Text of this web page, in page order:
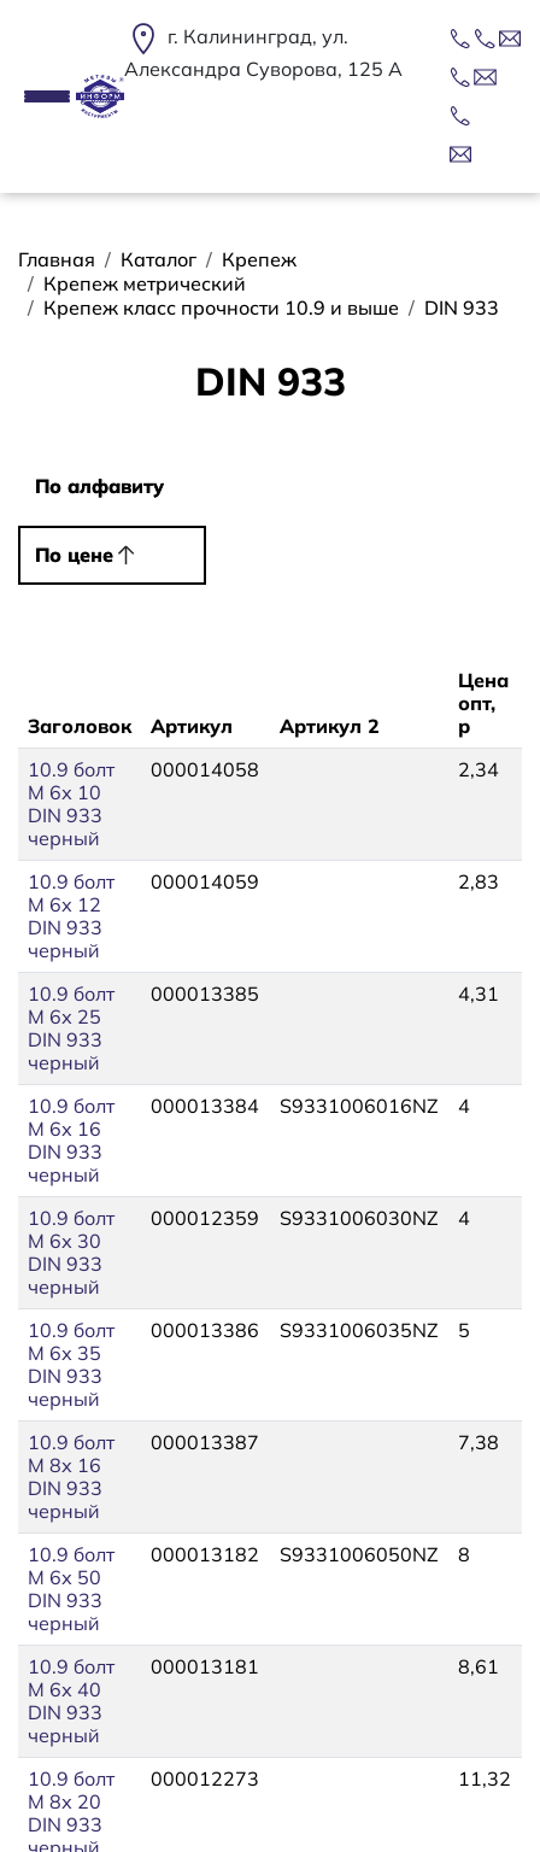
г. Калининград, ул.
Александра Суворова, 125 А
Строка навигации
Главная Каталог
Крепеж
Крепеж метрический
Крепеж класс прочности 10.9 и выше
DIN 933
DIN 933
По алфавиту
По алфавиту
По цене
По цене
Заголовок Артикул Артикул 2
Цена
опт,
р
10.9 болт
М 6х 10
DIN 933
черный
000014058 2,34
10.9 болт
М 6х 12
DIN 933
черный
000014059 2,83
10.9 болт
М 6х 25
DIN 933
черный
000013385 4,31
10.9 болт
М 6х 16
DIN 933
черный
000013384 S9331006016NZ 4
10.9 болт
М 6х 30
DIN 933
черный
000012359 S9331006030NZ 4
10.9 болт
М 6х 35
DIN 933
черный
000013386 S9331006035NZ 5
10.9 болт
М 8х 16
DIN 933
черный
000013387 7,38
10.9 болт
М 6х 50
DIN 933
черный
000013182 S9331006050NZ 8
10.9 болт
М 6х 40
DIN 933
черный
000013181 8,61
10.9 болт
М 8х 20
DIN 933
черный
000012273 11,32